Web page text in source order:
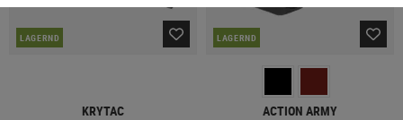
LAGERND
KRYTAC
LAGERND
ACTION ARMY